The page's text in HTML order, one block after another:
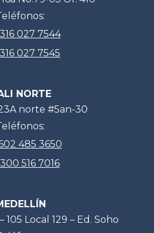
027 7544
027 7545
NORTE
norte #5an-30
485 3650
516 7016
105 Local 129 – Ed. Soho